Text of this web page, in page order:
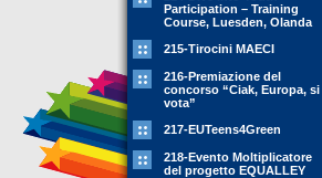
Participation – Training
Course, Luesden, Olanda
215-Tirocini MAECI
216-Premiazione del
concorso “Ciak, Europa, si
vota”
217-EUTeens4Green
218-Evento Moltiplicatore
del progetto EQUALLEY